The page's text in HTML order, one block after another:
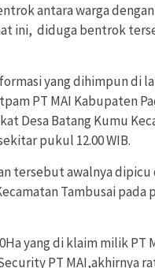
antara warga dengan
ini, diduga bentrok
yang dihimpun di
PT MAI Kabupaten
Desa Batang Kumu
pukul 12.00 WIB.
tersebut awalnya dipicu
Tambusai
yang di klaim milik PT
PT MAI,akhirnya